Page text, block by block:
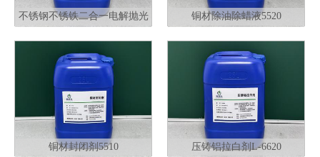
不锈钢不锈铁二合一电解抛光
铜材除油除蜡液5520
铜材封闭剂5510 压铸铝拉白剂L-6620